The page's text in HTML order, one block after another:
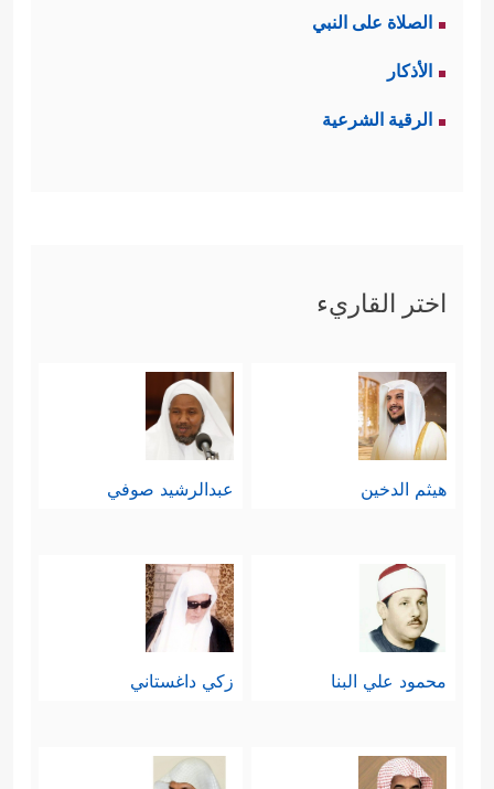
الصلاة على النبي
الأذكار
الرقية الشرعية
اختر القاريء
هيثم الدخين عبدالرشيد صوفي
محمود علي البنا زكي داغستاني